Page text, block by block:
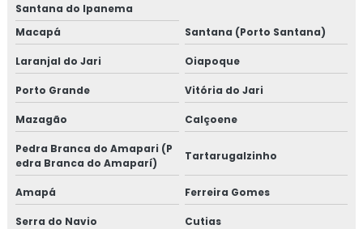
Santana do Ipanema
Macapá
Santana (Porto Santana)
Laranjal do Jari Oiapoque
Porto Grande Vitória do Jari
Mazagão Calçoene
Pedra Branca do Amapari (P
edra Branca do Amaparí)
Tartarugalzinho
Amapá Ferreira Gomes
Serra do Navio Cutias